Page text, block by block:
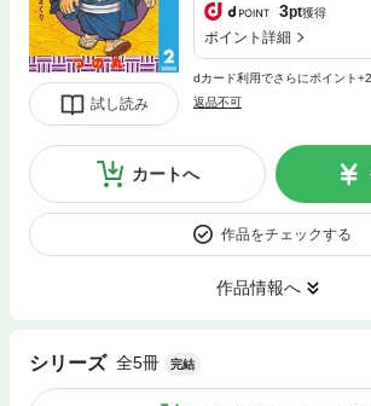
試し読み
3pt獲得
ポイント詳細
dカード利用でさらにポイント
返品不可
カートへ
作品をチェックする
作品情報へ
シリーズ 全5冊 完結